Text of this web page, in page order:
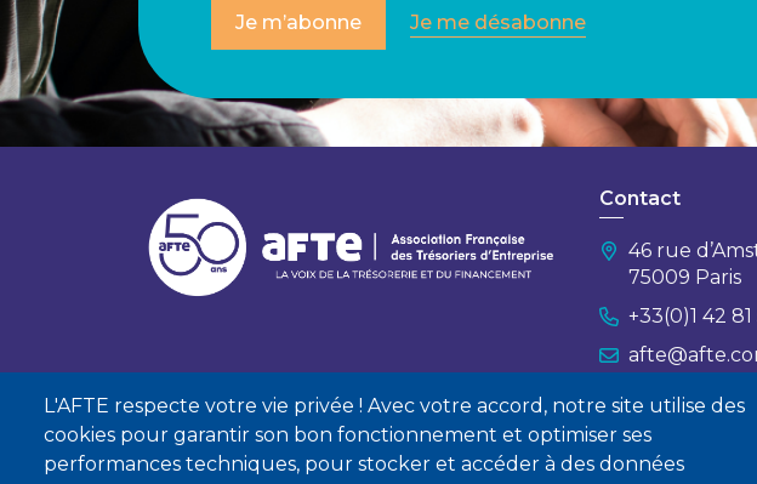
L'AFTE respecte votre vie privée ! Avec votre accord, notre site utilise des
cookies pour garantir son bon fonctionnement et optimiser ses
performances techniques, pour stocker et accéder à des données
Je m’abonne Je me désabonne
Contact
46 rue
75009 Paris
+33(0)1 42
Nous contacter